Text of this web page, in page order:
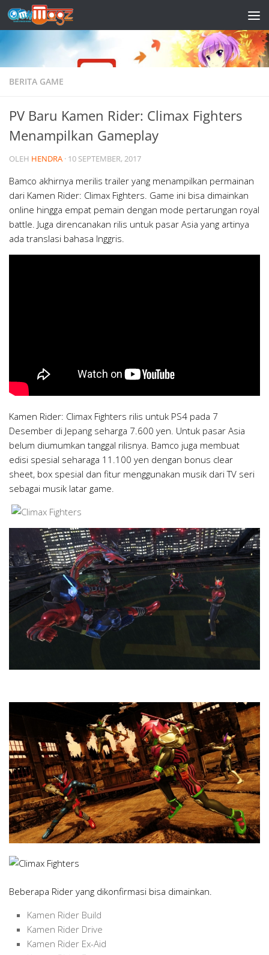
Skip to content
BERITA GAME
PV Baru Kamen Rider: Climax Fighters
Menampilkan Gameplay
OLEH HENDRA · 10 SEPTEMBER, 2017
Bamco akhirnya merilis trailer yang menampilkan permainan
dari Kamen Rider: Climax Fighters. Game ini bisa dimainkan
online hingga empat pemain dengan mode pertarungan royal
battle. Juga direncanakan rilis untuk pasar Asia yang artinya
ada translasi bahasa Inggris.
Kamen Rider: Climax Fighters rilis untuk PS4 pada 7
Desember di Jepang seharga 7.600 yen. Untuk pasar Asia
belum diumumkan tanggal rilisnya. Bamco juga membuat
edisi spesial seharaga 11.100 yen dengan bonus clear
sheet, box spesial dan fitur menggunakan musik dari TV seri
sebagai musik latar game.
Beberapa Rider yang dikonfirmasi bisa dimainkan.
Kamen Rider Build
Kamen Rider Drive
Kamen Rider Ex-Aid